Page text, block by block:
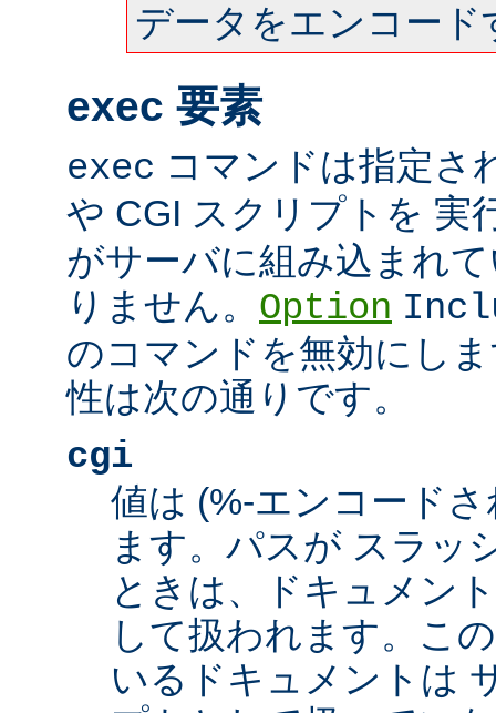
データをエンコード
exec 要素
exec コマンドは指定さ
や CGI スクリプトを 実
がサーバに組み込まれ
りません。 Option
のコマンドを無効にし
性は次の通りです。
cgi
値は (%-エンコード
ます。パスが スラッ
ときは、ドキュメン
して扱われます。こ
いるドキュメントは